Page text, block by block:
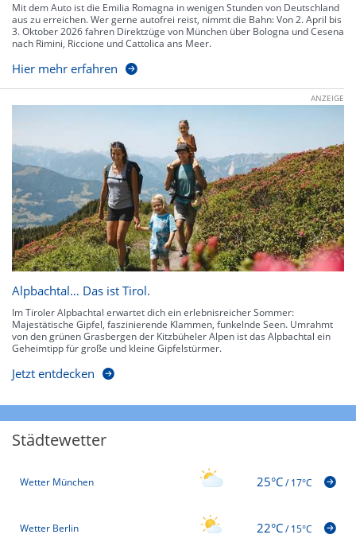
Mit dem Auto ist die Emilia Romagna in wenigen Stunden von Deutschland
aus zu erreichen. Wer gerne autofrei reist, nimmt die Bahn: Von 2. April bis
3. Oktober 2026 fahren Direktzüge von München über Bologna und Cesena
nach Rimini, Riccione und Cattolica ans Meer.
Hier mehr erfahren
ANZEIGE
Alpbachtal… Das ist Tirol.
Im Tiroler Alpbachtal erwartet dich ein erlebnisreicher Sommer:
Majestätische Gipfel, faszinierende Klammen, funkelnde Seen. Umrahmt
von den grünen Grasbergen der Kitzbüheler Alpen ist das Alpbachtal ein
Geheimtipp für große und kleine Gipfelstürmer.
Jetzt entdecken
Städtewetter
Wetter München 25°C/17°C
Wetter Berlin 22°C/15°C